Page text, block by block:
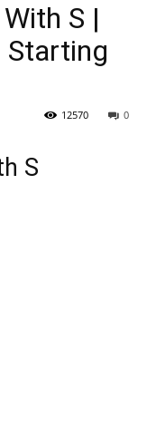
S |
Starting
0
12570
S